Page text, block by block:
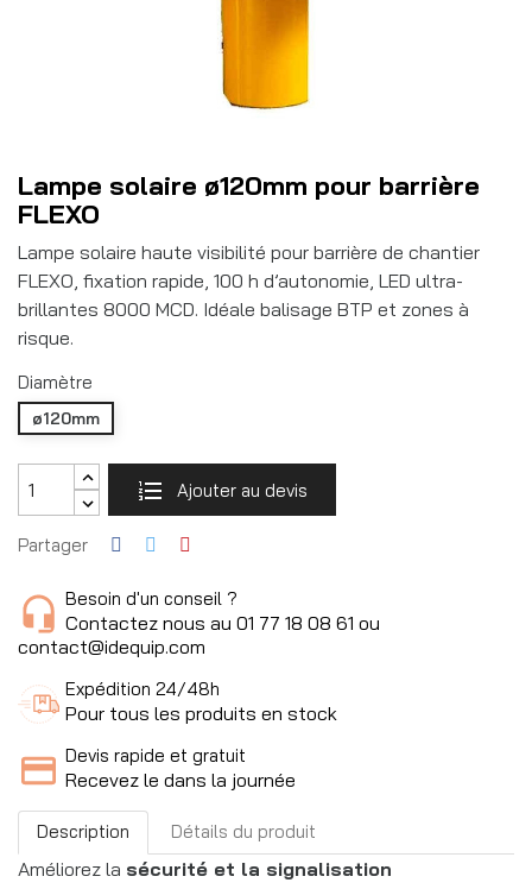
Lampe solaire ø120mm pour barrière
FLEXO
Lampe solaire haute visibilité pour barrière de chantier
FLEXO, fixation rapide, 100 h d’autonomie, LED ultra-
brillantes 8000 MCD. Idéale balisage BTP et zones à
risque.
Diamètre
ø120mm
Ajouter au devis
Partager
Besoin d'un conseil ?
Contactez nous au 01 77 18 08 61 ou
contact@idequip.com
Expédition 24/48h
Pour tous les produits en stock
Devis rapide et gratuit
Recevez le dans la journée
Description Détails du produit
Améliorez la sécurité et la signalisation